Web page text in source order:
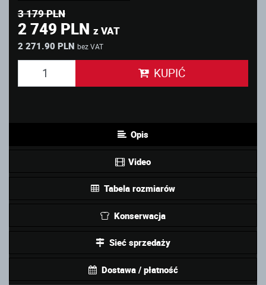
3 179 PLN
2 749 PLN z VAT
2 271.90 PLN bez VAT
KUPIĆ
Opis
Video
Tabela rozmiarów
Konserwacja
Sieć sprzedaży
Dostawa / płatność